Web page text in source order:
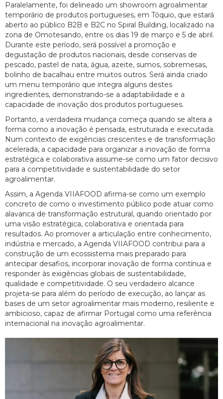
Paralelamente, foi delineado um showroom agroalimentar
temporário de produtos portugueses, em Tóquio, que estará
aberto ao público B2B e B2C no Spiral Building, localizado na
zona de Omotesando, entre os dias 19 de março e 5 de abril.
Durante este período, será possível a promoção e
degustação de produtos nacionais, desde conservas de
pescado, pastel de nata, água, azeite, sumos, sobremesas,
bolinho de bacalhau entre muitos outros. Será ainda criado
um menu temporário que integra alguns destes
ingredientes, demonstrando-se a adaptabilidade e a
capacidade de inovação dos produtos portugueses.
Portanto, a verdadeira mudança começa quando se altera a
forma como a inovação é pensada, estruturada e executada.
Num contexto de exigências crescentes e de transformação
acelerada, a capacidade para organizar a inovação de forma
estratégica e colaborativa assume-se como um fator decisivo
para a competitividade e sustentabilidade do setor
agroalimentar.
Assim, a Agenda VIIAFOOD afirma-se como um exemplo
concreto de como o investimento público pode atuar como
alavanca de transformação estrutural, quando orientado por
uma visão estratégica, colaborativa e orientada para
resultados. Ao promover a articulação entre conhecimento,
indústria e mercado, a Agenda VIIAFOOD contribui para a
construção de um ecossistema mais preparado para
antecipar desafios, incorporar inovação de forma contínua e
responder às exigências globais de sustentabilidade,
qualidade e competitividade. O seu verdadeiro alcance
projeta-se para além do período de execução, ao lançar as
bases de um setor agroalimentar mais moderno, resiliente e
ambicioso, capaz de afirmar Portugal como uma referência
internacional na inovação agroalimentar.